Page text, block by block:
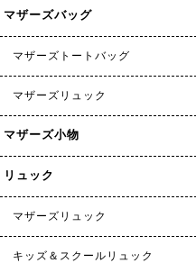
マザーズバッグ
マザーズトートバッグ
マザーズリュック
マザーズ小物
リュック
マザーズリュック
キッズ＆スクールリュック